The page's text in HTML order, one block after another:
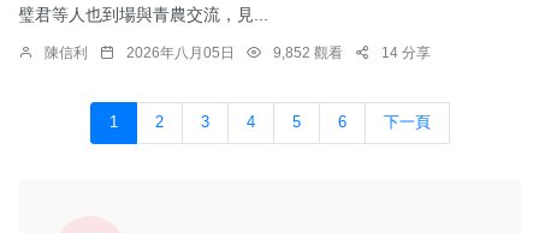
璧君等人也到場與青農交流，見...
陳信利 2026年八月05日 9,852 觀看 14 分享
1 2 3 4 5 6 下一頁